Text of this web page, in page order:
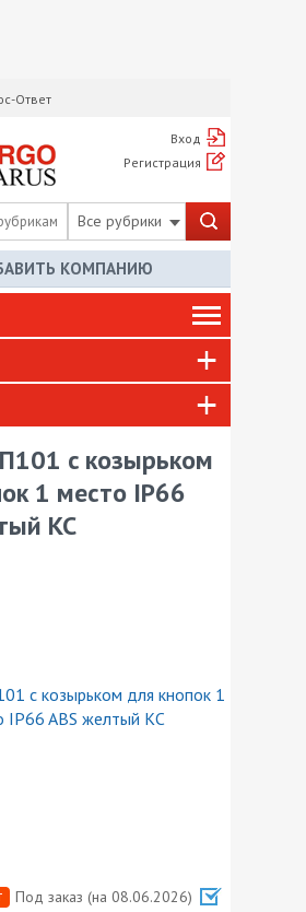
Ответ
Вход
Регистрация
Все рубрики
КОМПАНИЮ
c козырьком
1 место IP66
КС
Под заказ (на 08.06.2026)